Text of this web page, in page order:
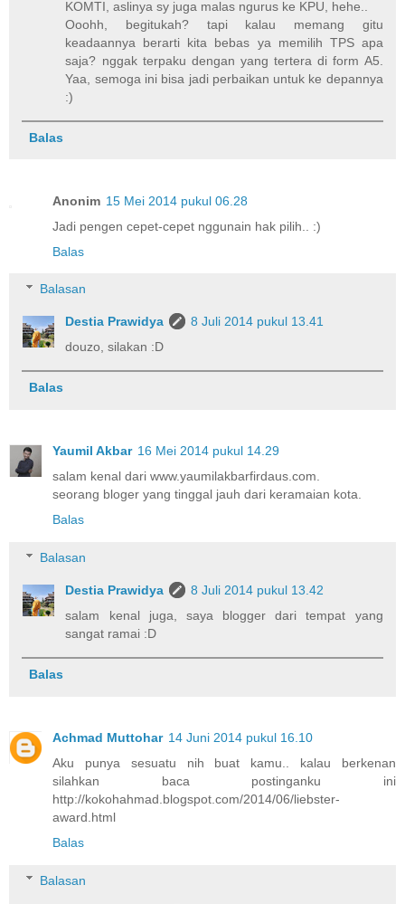
KOMTI, aslinya sy juga malas ngurus ke KPU, hehe..
Ooohh, begitukah? tapi kalau memang gitu
keadaannya berarti kita bebas ya memilih TPS apa
saja? nggak terpaku dengan yang tertera di form A5.
Yaa, semoga ini bisa jadi perbaikan untuk ke depannya
:)
Balas
Anonim 15 Mei 2014 pukul 06.28
Jadi pengen cepet-cepet nggunain hak pilih.. :)
Balas
Balasan
Destia Prawidya
8 Juli 2014 pukul 13.41
douzo, silakan :D
Balas
Yaumil Akbar 16 Mei 2014 pukul 14.29
salam kenal dari www.yaumilakbarfirdaus.com.
seorang bloger yang tinggal jauh dari keramaian kota.
Balas
Balasan
Destia Prawidya
8 Juli 2014 pukul 13.42
salam kenal juga, saya blogger dari tempat yang
sangat ramai :D
Balas
Achmad Muttohar 14 Juni 2014 pukul 16.10
Aku punya sesuatu nih buat kamu.. kalau berkenan
silahkan baca postinganku ini
http://kokohahmad.blogspot.com/2014/06/liebster-
award.html
Balas
Balasan